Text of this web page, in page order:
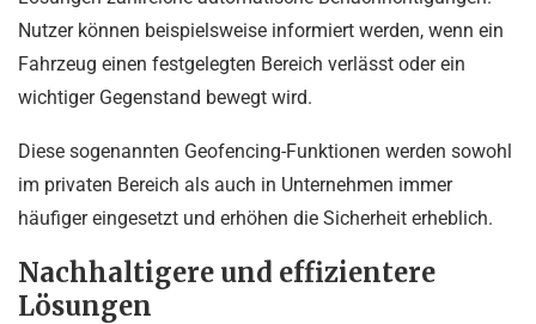
Nutzer können beispielsweise informiert werden, wenn ein
Fahrzeug einen festgelegten Bereich verlässt oder ein
wichtiger Gegenstand bewegt wird.
Diese sogenannten Geofencing-Funktionen werden sowohl
im privaten Bereich als auch in Unternehmen immer
häufiger eingesetzt und erhöhen die Sicherheit erheblich.
Nachhaltigere und effizientere
Lösungen